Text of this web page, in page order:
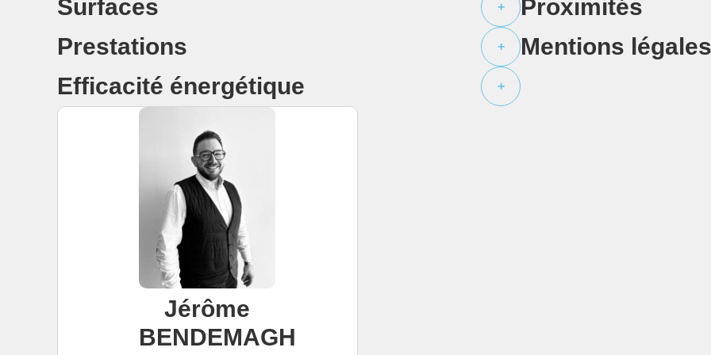
Surfaces + Proximités
Prestations + Mentions légales
Efficacité énergétique +
Jérôme
BENDEMAGH